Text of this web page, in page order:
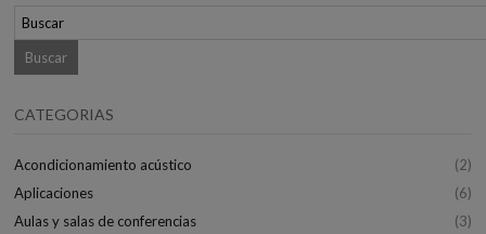
CATEGORIAS
Acondicionamiento acústico
(2)
Aplicaciones
(6)
Aulas y salas de conferencias
(3)